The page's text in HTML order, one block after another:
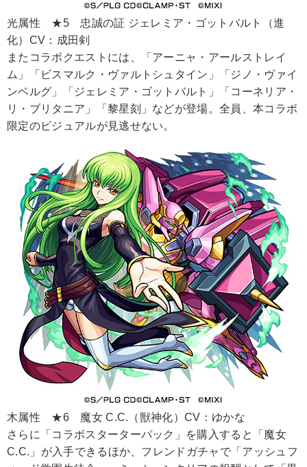
光属性 ★5 忠誠の証 ジェレミア・ゴットバルト（進
化）CV：成田剣
またコラボクエストには、「アーニャ・アールストレイ
ム」「ビスマルク・ヴァルトシュタイン」「ジノ・ヴァイ
ンベルグ」「ジェレミア・ゴットバルト」「コーネリア・
リ・ブリタニア」「黎星刻」などが登場。全員、本コラボ
限定のビジュアルが見逃せない。
木属性 ★6 魔女 C.C.（獣神化）CV：ゆかな
さらに「コラボスターターパック」を購入すると「魔女
C.C.」が入手できるほか、フレンドガチャで「アッシュフ